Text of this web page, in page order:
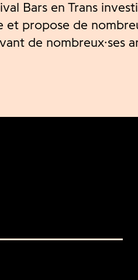
Bars en Trans
et propose de
de nombreux·ses